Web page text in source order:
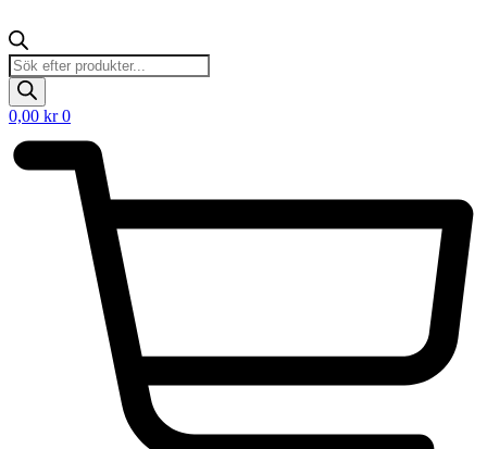
Products
search
0,00 kr 0